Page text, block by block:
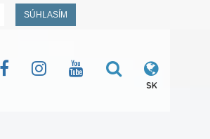
SÚHLASÍM
SK